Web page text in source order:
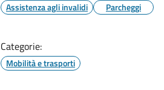
Assistenza agli invalidi Parcheggi
Categorie:
Mobilità e trasporti